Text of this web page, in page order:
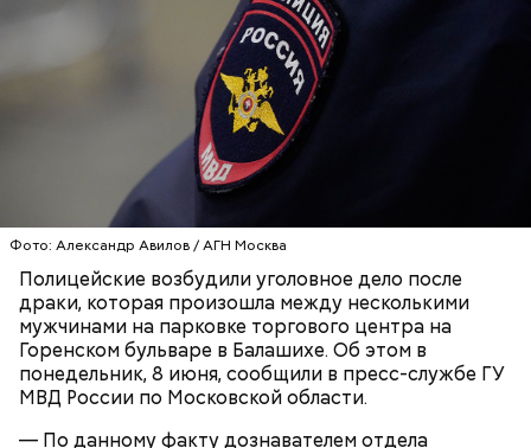
Фото: Александр Авилов / АГН Москва
Полицейские возбудили уголовное дело после
драки, которая произошла между несколькими
мужчинами на парковке торгового центра на
Горенском бульваре в Балашихе. Об этом в
понедельник, 8 июня, сообщили в пресс-службе ГУ
МВД России по Московской области.
— По данному факту дознавателем отдела
Блогеру грозило до семи лет лишения свободы.
— Мы съездили за витаминами, вернулись обратно,
поднялись домой. У него ухудшилось самочувствие
через сутки... Его увезли в больницу,
реанимировали, и там он скончался, — рассказывал
Миссюра на допросе.
Видео: пресс-служба ГСУ СК по Московской области